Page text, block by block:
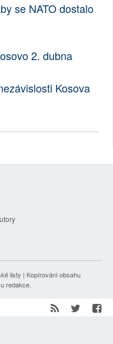
se NATO dostalo
2. dubna
Kosova
listy | Kopírování obsahu
redakce.